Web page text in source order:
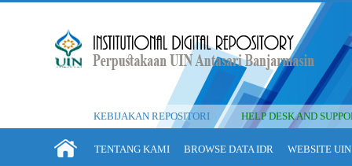
KEBIJAKAN REPOSITORI HELP DESK AND
TENTANG KAMI BROWSE DATA IDR WEBSITE